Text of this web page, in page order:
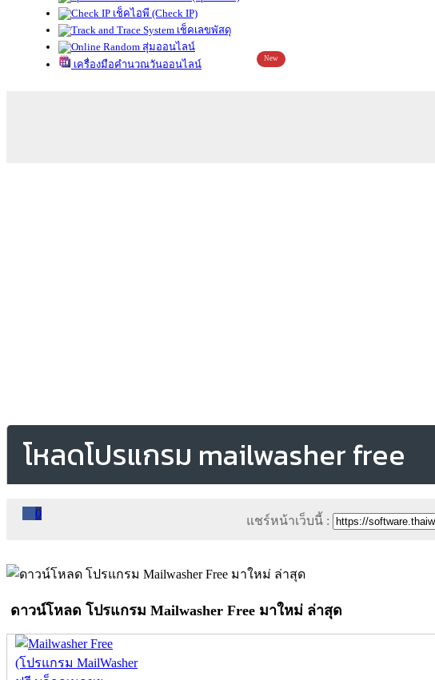
เช็คไอพี (Check IP)
เช็คเลขพัสดุ
สุ่มออนไลน์
เครื่องมือคำนวณวันออนไลน์
New
โหลดโปรแกรม mailwasher free
0
แชร์หน้าเว็บนี้ :
ดาวน์โหลด โปรแกรม Mailwasher Free มาใหม่ ล่าสุด